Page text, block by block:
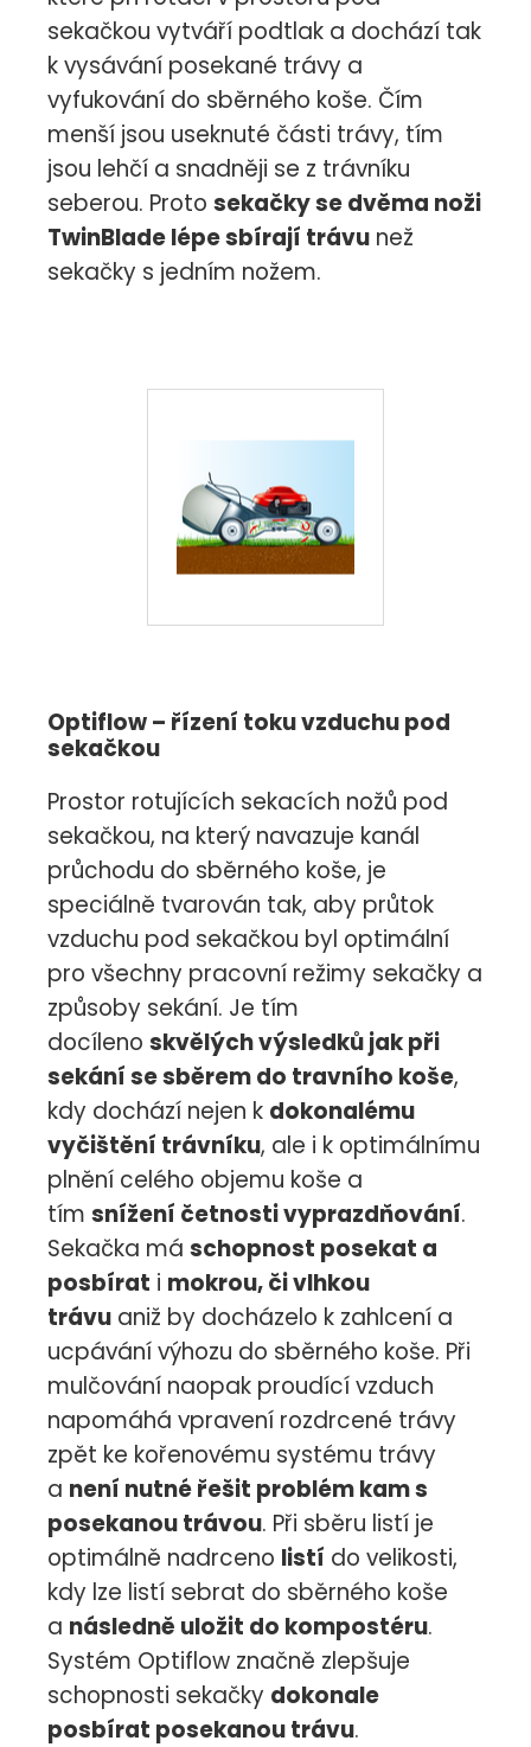
sekačkou vytváří podtlak a dochází tak
k vysávání posekané trávy a
vyfukování do sběrného koše. Čím
menší jsou useknuté části trávy, tím
jsou lehčí a snadněji se z trávníku
seberou. Proto sekačky se dvěma noži
TwinBlade lépe sbírají trávu než
sekačky s jedním nožem.
Optiflow – řízení toku vzduchu pod
sekačkou
Prostor rotujících sekacích nožů pod
sekačkou, na který navazuje kanál
průchodu do sběrného koše, je
speciálně tvarován tak, aby průtok
vzduchu pod sekačkou byl optimální
pro všechny pracovní režimy sekačky a
způsoby sekání. Je tím
docíleno skvělých výsledků jak při
sekání se sběrem do travního koše,
kdy dochází nejen k dokonalému
vyčištění trávníku, ale i k optimálnímu
plnění celého objemu koše a
tím snížení četnosti vyprazdňování.
Sekačka má schopnost posekat a
posbírat i mokrou, či vlhkou
trávu aniž by docházelo k zahlcení a
ucpávání výhozu do sběrného koše. Při
mulčování naopak proudící vzduch
napomáhá vpravení rozdrcené trávy
zpět ke kořenovému systému trávy
a není nutné řešit problém kam s
posekanou trávou. Při sběru listí je
optimálně nadrceno listí do velikosti,
kdy lze listí sebrat do sběrného koše
a následně uložit do kompostéru.
Systém Optiflow značně zlepšuje
schopnosti sekačky dokonale
posbírat posekanou trávu.